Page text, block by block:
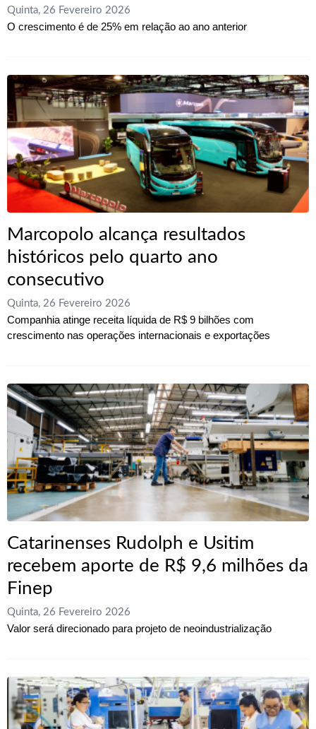
Quinta, 26 Fevereiro 2026
O crescimento é de 25% em relação ao ano anterior
Marcopolo alcança resultados
históricos pelo quarto ano
consecutivo
Quinta, 26 Fevereiro 2026
Companhia atinge receita líquida de R$ 9 bilhões com
crescimento nas operações internacionais e exportações
Catarinenses Rudolph e Usitim
recebem aporte de R$ 9,6 milhões da
Finep
Quinta, 26 Fevereiro 2026
Valor será direcionado para projeto de neoindustrialização